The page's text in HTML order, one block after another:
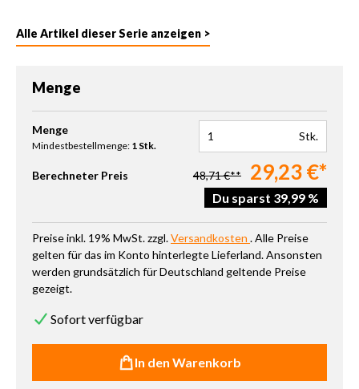
Alle Artikel dieser Serie anzeigen >
Menge
Produkt Anzahl: Gib den gewünschten Wert ein oder benutze
Menge
Mindestbestellmenge: 1 Stk.
Stk.
Berechneter Preis 48,71 €** 29,23 €*
Du sparst 39,99 %
Preise inkl. 19% MwSt. zzgl.Versandkosten . Alle Preise
gelten für das im Konto hinterlegte Lieferland. Ansonsten
werden grundsätzlich für Deutschland geltende Preise
gezeigt.
Sofort verfügbar
In den Warenkorb